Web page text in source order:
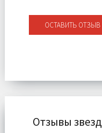
ОСТАВИТЬ ОТЗЫВ
Отзывы звезд